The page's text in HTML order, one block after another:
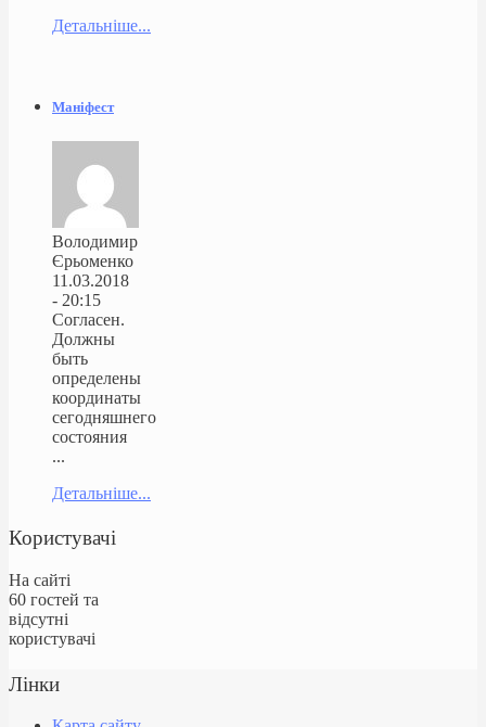
Детальніше...
Маніфест
Володимир
Єрьоменко
11.03.2018
- 20:15
Согласен.
Должны
быть
определены
координаты
сегодняшнего
состояния
...
Детальніше...
Користувачі
На сайті
60 гостей та
відсутні
користувачі
Лінки